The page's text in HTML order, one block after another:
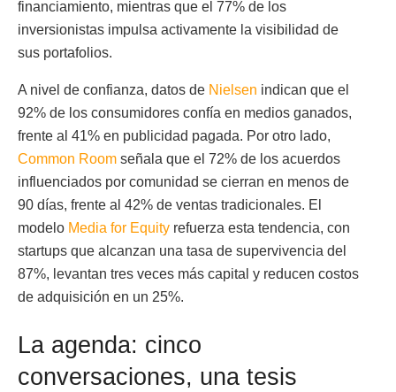
financiamiento, mientras que el 77% de los
inversionistas impulsa activamente la visibilidad de
sus portafolios.
A nivel de confianza, datos de Nielsen indican que el
92% de los consumidores confía en medios ganados,
frente al 41% en publicidad pagada. Por otro lado,
Common Room señala que el 72% de los acuerdos
influenciados por comunidad se cierran en menos de
90 días, frente al 42% de ventas tradicionales. El
modelo Media for Equity refuerza esta tendencia, con
startups que alcanzan una tasa de supervivencia del
87%, levantan tres veces más capital y reducen costos
de adquisición en un 25%.
La agenda: cinco
conversaciones, una tesis